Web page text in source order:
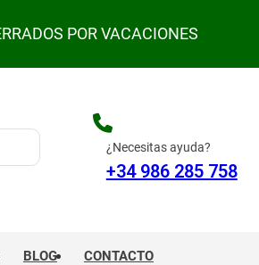
POR VACACIONES
¿Necesitas ayuda?
+34 986 285 758
BLOG CONTACTO